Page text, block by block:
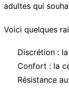
adultes qui
Voici quelques
Discrétion :
Confort : la
Résistance